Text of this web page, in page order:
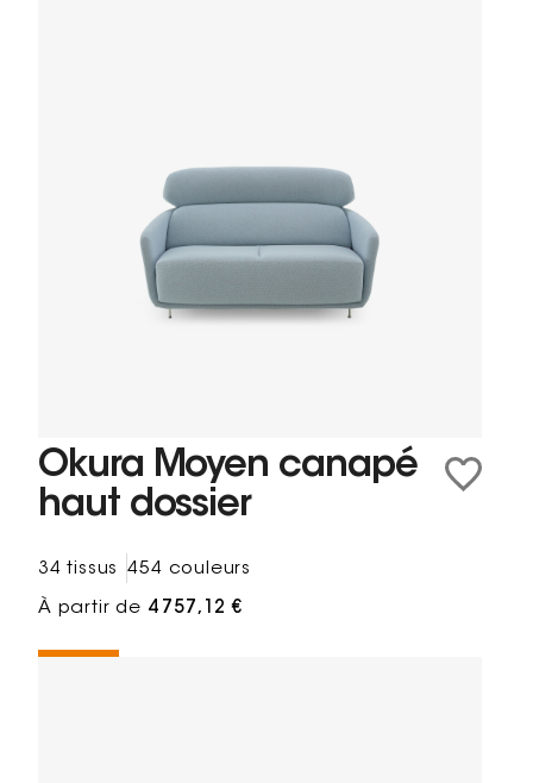
Okura Moyen canapé
haut dossier
34 tissus 454 couleurs
À partir de 4 757,12 €